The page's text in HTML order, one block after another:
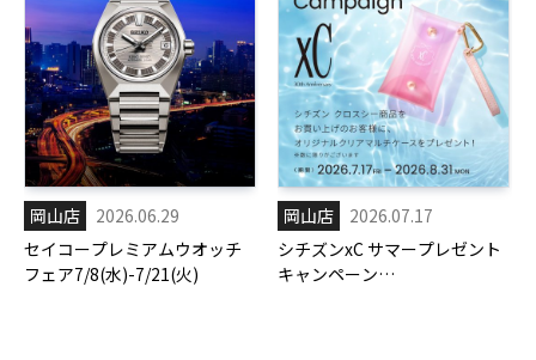
岡山店
2026.06.29
セイコープレミアムウオッチ
フェア7/8(水)-7/21(火)
岡山店
2026.07.17
シチズンxC サマープレゼント
キャンペーン